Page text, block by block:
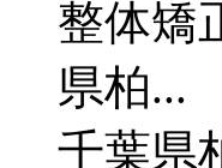
整体矯
県柏...
千葉県